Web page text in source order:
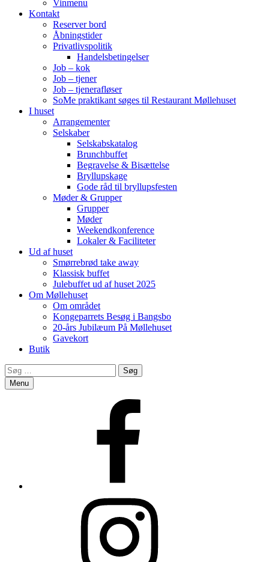
Vinmenu
Kontakt
Reserver bord
Åbningstider
Privatlivspolitik
Handelsbetingelser
Job – kok
Job – tjener
Job – tjenerafløser
SoMe praktikant søges til Restaurant Møllehuset
I huset
Arrangementer
Selskaber
Selskabskatalog
Brunchbuffet
Begravelse & Bisættelse
Bryllupskage
Gode råd til bryllupsfesten
Møder & Grupper
Grupper
Møder
Weekendkonference
Lokaler & Faciliteter
Ud af huset
Smørrebrød take away
Klassisk buffet
Julebuffet ud af huset 2025
Om Møllehuset
Om området
Kongeparrets Besøg i Bangsbo
20-års Jubilæum På Møllehuset
Gavekort
Butik
Search
Søg
efter:
Menu